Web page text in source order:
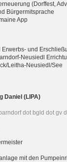
(Dorffest,
Bürgermitsprache
App
und
Neusiedl
Leitha-Neusiedl/See
Daniel (LIPA)
dot bgld dot gv
mit den